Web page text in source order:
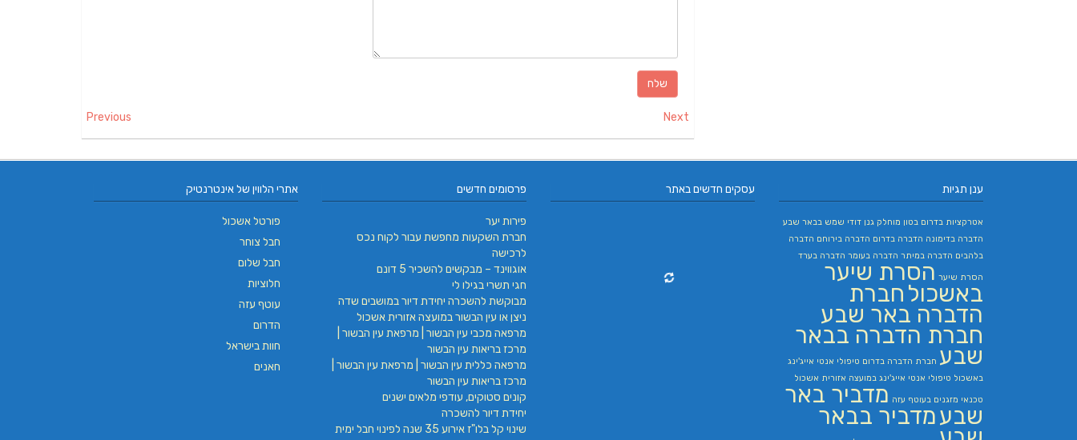
Previous Next
אתרי הלווין של אינטרנטיק
פורטל אשכול
חבל צוחר
חבל שלום
חלוציות
עוטף עזה
הדרום
חוות בישראל
חאנים
פרסומים חדשים
פירות יער
חברת השקעות מחפשת עבור לקוח נכס
לרכישה
אוגווינד – מבקשים להשכיר 5 דונם
חגי תשרי בגילו לי
מבוקשת להשכרה יחידת דיור במושבים שדה
ניצן או עין הבשור במועצה אזורית אשכול
מרפאה מכבי עין הבשור | מרפאת עין הבשור |
מרכז בריאות עין הבשור
מרפאה כללית עין הבשור | מרפאת עין הבשור |
מרכז בריאות עין הבשור
קונים סטוקים, עודפי מלאים ישנים
יחידת דיור להשכרה
שינוי קל בלו"ז אירוע 35 שנה לפינוי חבל ימית
עסקים חדשים באתר ענן תגיות
אטרקציות בדרום בטון מוחלק גנן דודי שמש בבאר שבע
הדברה בדימונה הדברה בדרום הדברה בירוחם הדברה
בלהבים הדברה במיתר הדברה בעומר הדברה בערד
הסרת שיער הסרת שיער
באשכול חברת
הדברה באר שבע
חברת הדברה בבאר
שבע חברת הדברה בדרום טיפולי אנטי אייג'ינג
באשכול טיפולי אנטי אייג'ינג במועצה אזורית אשכול
טכנאי מזגנים בעוטף עזה מדביר באר
שבעמדביר בבאר